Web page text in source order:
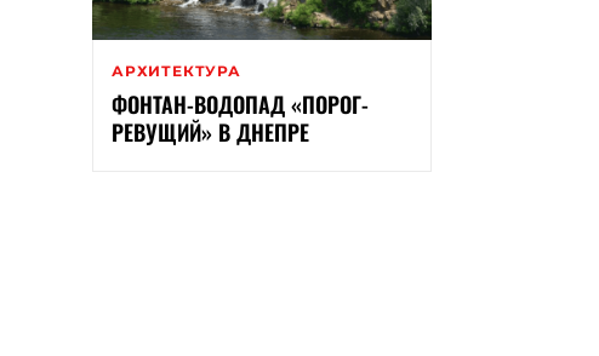
АРХИТЕКТУРА
ФОНТАН-ВОДОПАД «ПОРОГ-
РЕВУЩИЙ» В ДНЕПРЕ